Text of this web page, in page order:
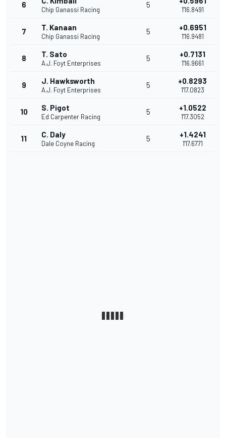
6
Chip Ganassi Racing
5
1'16.8491
7 T. Kanaan
Chip Ganassi Racing
5 +0.6951
1'16.9481
8 T. Sato
A.J. Foyt Enterprises
5 +0.7131
1'16.9661
9 J. Hawksworth
A.J. Foyt Enterprises
5 +0.8293
1'17.0823
10 S. Pigot
Ed Carpenter Racing
5 +1.0522
1'17.3052
11 C. Daly
Dale Coyne Racing
5 +1.4241
1'17.6771